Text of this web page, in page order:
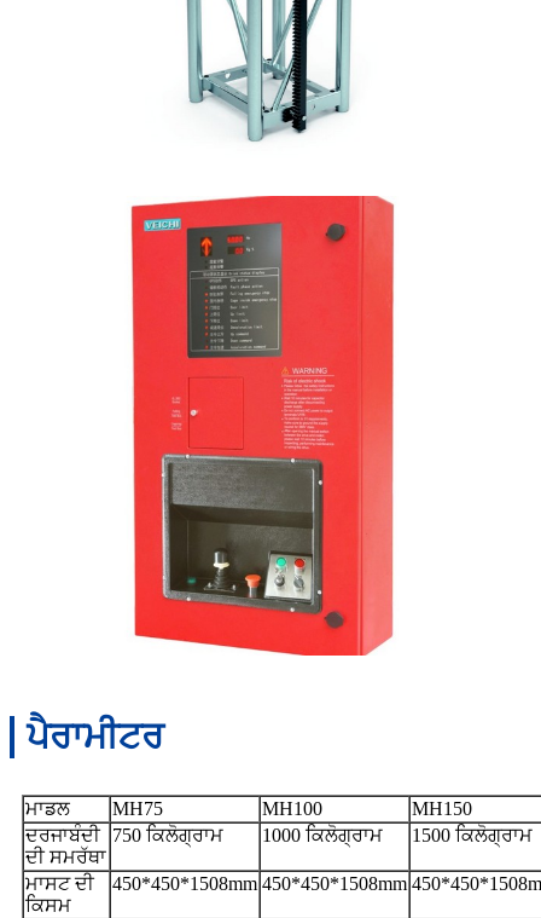
ਪੈਰਾਮੀਟਰ
ਮਾਡਲ MH75 MH100
MH150
ਦਰਜਾਬੰਦੀ
ਦੀ ਸਮਰੱਥਾ
750 ਕਿਲੋਗ੍ਰਾਮ 1000 ਕਿਲੋਗ੍ਰਾਮ 1500 ਕਿਲੋਗ੍ਰਾਮ
ਮਾਸਟ ਦੀ
ਕਿਸਮ
450*450*1508mm 450*450*1508mm